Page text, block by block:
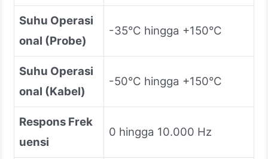
Suhu Operasi
onal (Probe)
-35°C hingga +150°C
Suhu Operasi
onal (Kabel)
-50°C hingga +150°C
Respons Frek
uensi
0 hingga 10.000 Hz